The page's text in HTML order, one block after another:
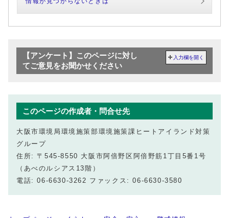
【アンケート】このページに対し
てご意見をお聞かせください
入力欄を開く
このページの作成者・問合せ先
大阪市環境局環境施策部環境施策課ヒートアイランド対策
グループ
住所: 〒545-8550 大阪市阿倍野区阿倍野筋1丁目5番1号
（あべのルシアス13階）
電話: 06-6630-3262 ファックス: 06-6630-3580